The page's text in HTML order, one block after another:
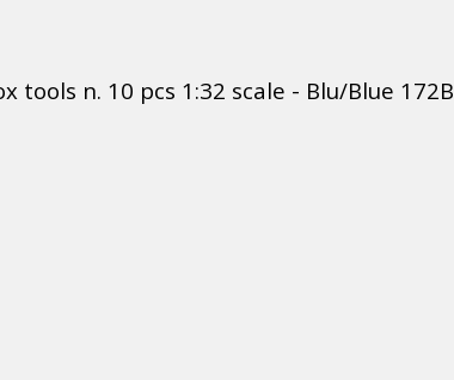
tools n. 10 pcs 1:32 scale - Blu/Blue 172B